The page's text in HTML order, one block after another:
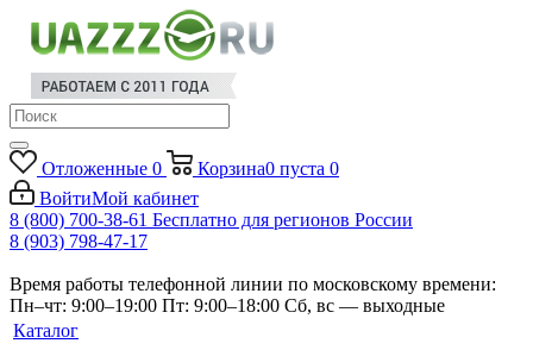
Отложенные 0 Корзина0 пуста 0
ВойтиМой кабинет
8 (800) 700-38-61 Бесплатно для регионов России
8 (903) 798-47-17
Время работы телефонной линии по московскому времени:
Пн–чт: 9:00–19:00 Пт: 9:00–18:00 Сб, вс — выходные
Каталог